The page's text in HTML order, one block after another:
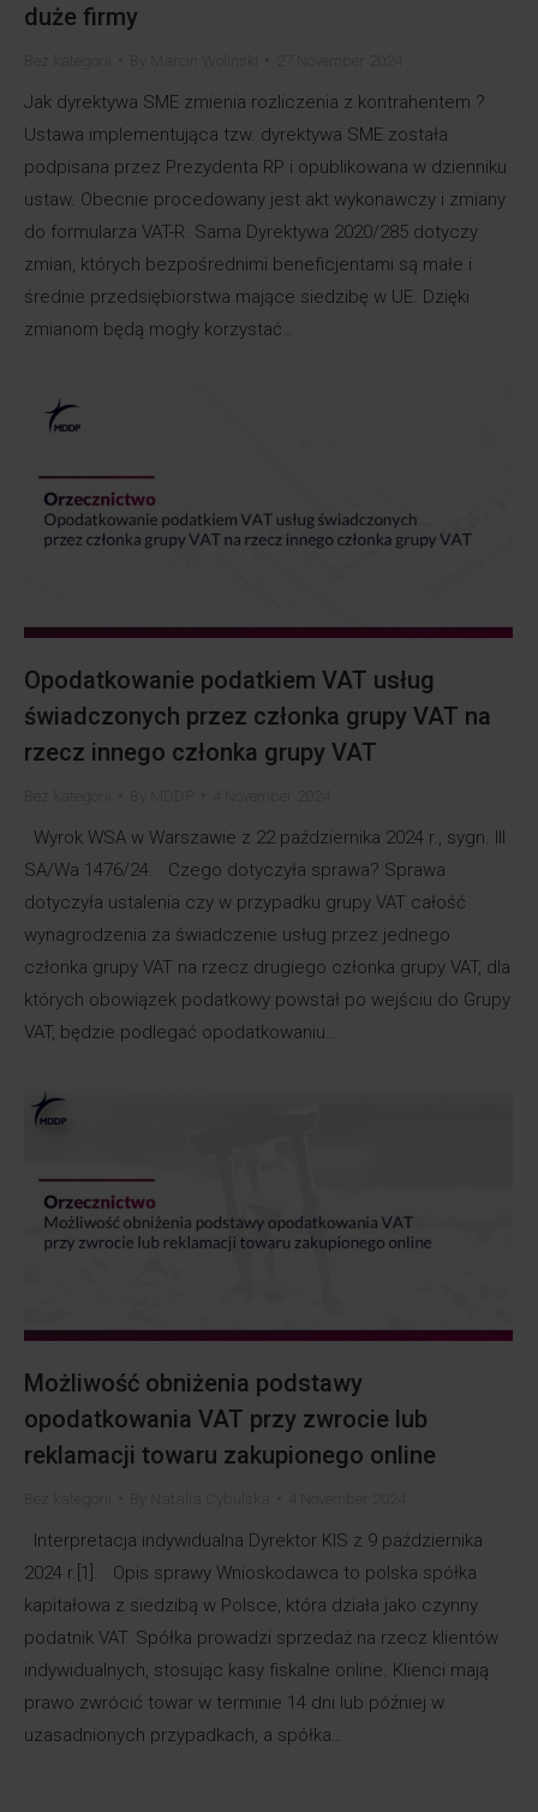
duże firmy
Jak dyrektywa SME zmienia rozliczenia z kontrahentem ?
Ustawa implementująca tzw. dyrektywa SME została
podpisana przez Prezydenta RP i opublikowana w dzienniku
ustaw. Obecnie procedowany jest akt wykonawczy i zmiany
do formularza VAT-R. Sama Dyrektywa 2020/285 dotyczy
zmian, których bezpośrednimi beneficjentami są małe i
średnie przedsiębiorstwa mające siedzibę w UE. Dzięki
zmianom będą mogły korzystać…
Opodatkowanie podatkiem VAT usług
świadczonych przez członka grupy VAT na
rzecz innego członka grupy VAT
Wyrok WSA w Warszawie z 22 października 2024 r., sygn. III
SA/Wa 1476/24. Czego dotyczyła sprawa? Sprawa
dotyczyła ustalenia czy w przypadku grupy VAT całość
wynagrodzenia za świadczenie usług przez jednego
członka grupy VAT na rzecz drugiego członka grupy VAT, dla
których obowiązek podatkowy powstał po wejściu do Grupy
VAT, będzie podlegać opodatkowaniu…
Możliwość obniżenia podstawy
opodatkowania VAT przy zwrocie lub
reklamacji towaru zakupionego online
Interpretacja indywidualna Dyrektor KIS z 9 października
2024 r.[1]. Opis sprawy Wnioskodawca to polska spółka
kapitałowa z siedzibą w Polsce, która działa jako czynny
podatnik VAT. Spółka prowadzi sprzedaż na rzecz klientów
indywidualnych, stosując kasy fiskalne online. Klienci mają
prawo zwrócić towar w terminie 14 dni lub później w
uzasadnionych przypadkach, a spółka…